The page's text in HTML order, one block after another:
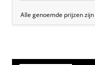
Alle genoemde prijzen zijn